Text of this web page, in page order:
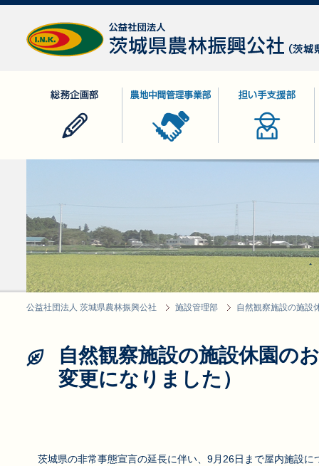
公益社団法人 茨城県農林振興公社 施設管理部 自然観察施設の施設
自然観察施設の施設休園の
変更になりました）
茨城県の非常事態宣言の延長に伴い、9月26日まで屋内施設